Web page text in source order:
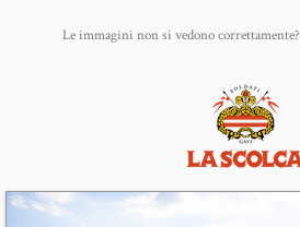
Le immagini non si vedono correttamente?